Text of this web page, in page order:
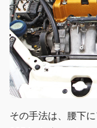
その手法は、腰下